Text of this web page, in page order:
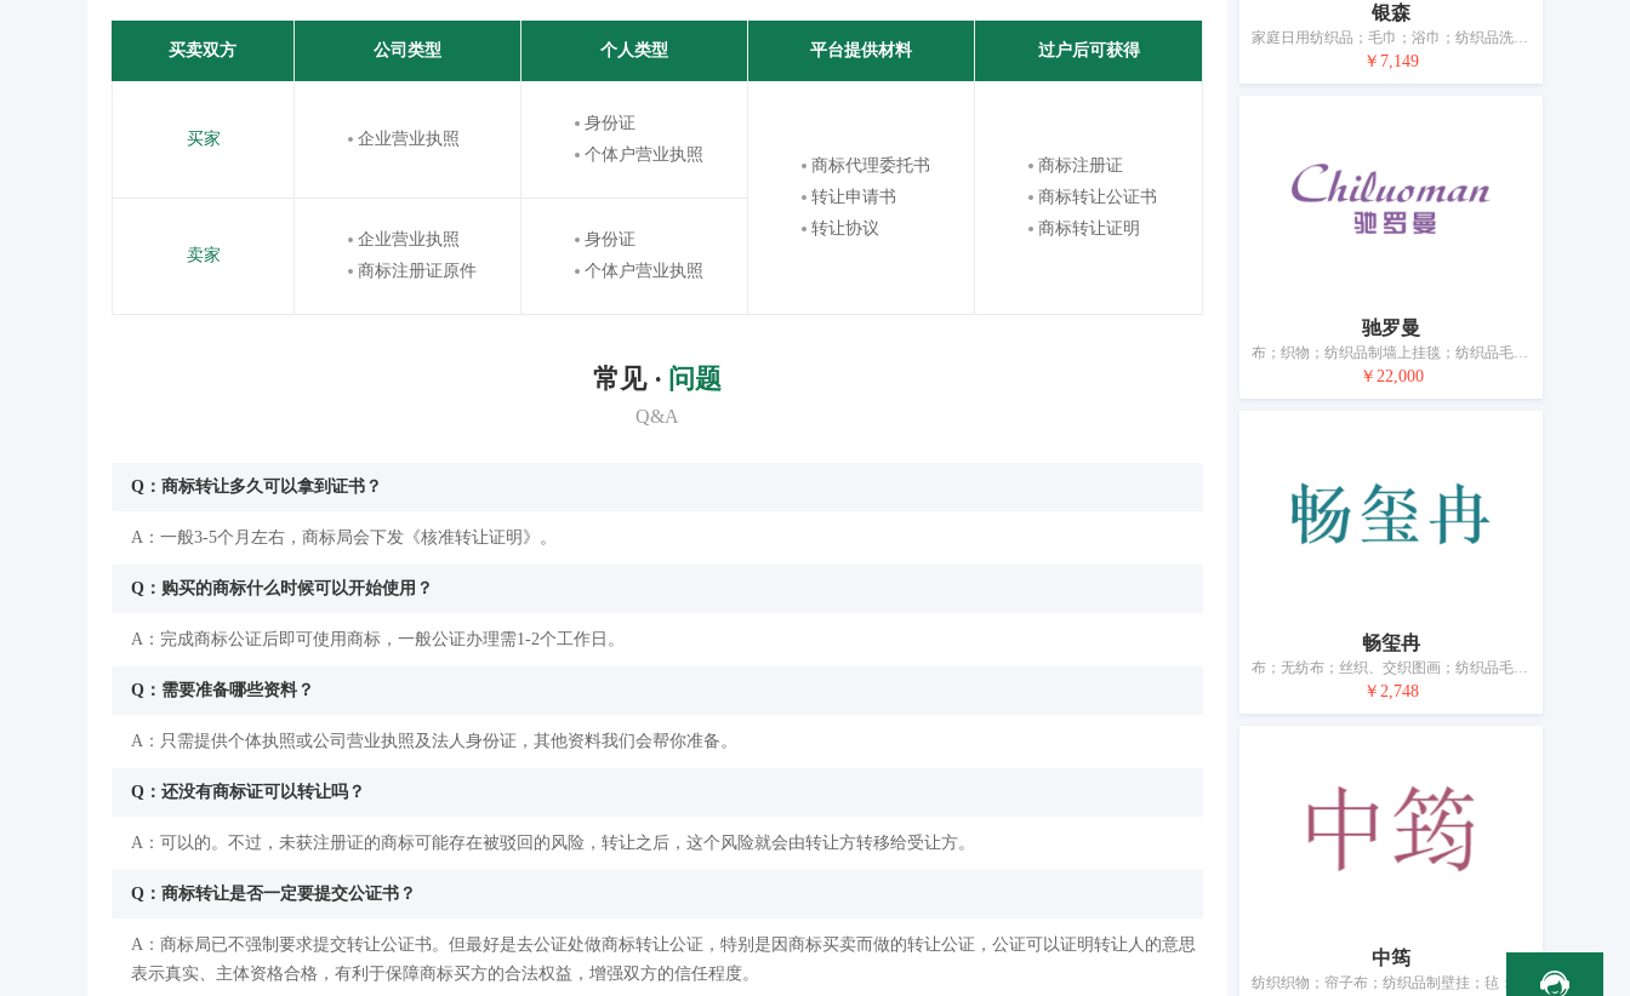
买卖双方 公司类型 个人类型 平台提供材料 过户后可获得
买家 企业营业执照
身份证
个体户营业执照
商标代理委托书
转让申请书
转让协议
商标注册证
商标转让公证书
商标转让证明
卖家
企业营业执照
商标注册证原件
身份证
个体户营业执照
常见 · 问题
Q&A
Q：商标转让多久可以拿到证书？
A：一般3-5个月左右，商标局会下发《核准转让证明》。
Q：购买的商标什么时候可以开始使用？
A：完成商标公证后即可使用商标，一般公证办理需1-2个工作日。
Q：需要准备哪些资料？
A：只需提供个体执照或公司营业执照及法人身份证，其他资料我们会帮你准备。
Q：还没有商标证可以转让吗？
A：可以的。不过，未获注册证的商标可能存在被驳回的风险，转让之后，这个风险就会由转让方转移给受让方。
Q：商标转让是否一定要提交公证书？
A：商标局已不强制要求提交转让公证书。但最好是去公证处做商标转让公证，特别是因商标买卖而做的转让公证，公证可以证明转让人的意思
表示真实、主体资格合格，有利于保障商标买方的合法权益，增强双方的信任程度。
银森
家庭日用纺织品；毛巾；浴巾；纺织品洗脸巾；床单和枕套；床罩；被子；蚊帐；床上用毯；枕巾
￥7,149
驰罗曼
布；织物；纺织品制墙上挂毯；纺织品毛巾；床垫遮盖物；床罩；被子；被罩；家具遮盖物；网状窗帘
￥22,000
畅玺冉
布；无纺布；丝织、交织图画；纺织品毛巾；床单（纺织品）；毛毯；被子；门帘；桌布（非纸制）；纺织品制或塑料制横幅
￥2,748
中筠